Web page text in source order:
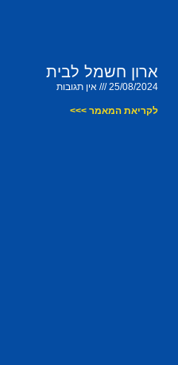
ארון חשמל לבית
25/08/2024 אין תגובות
לקריאת המאמר >>>